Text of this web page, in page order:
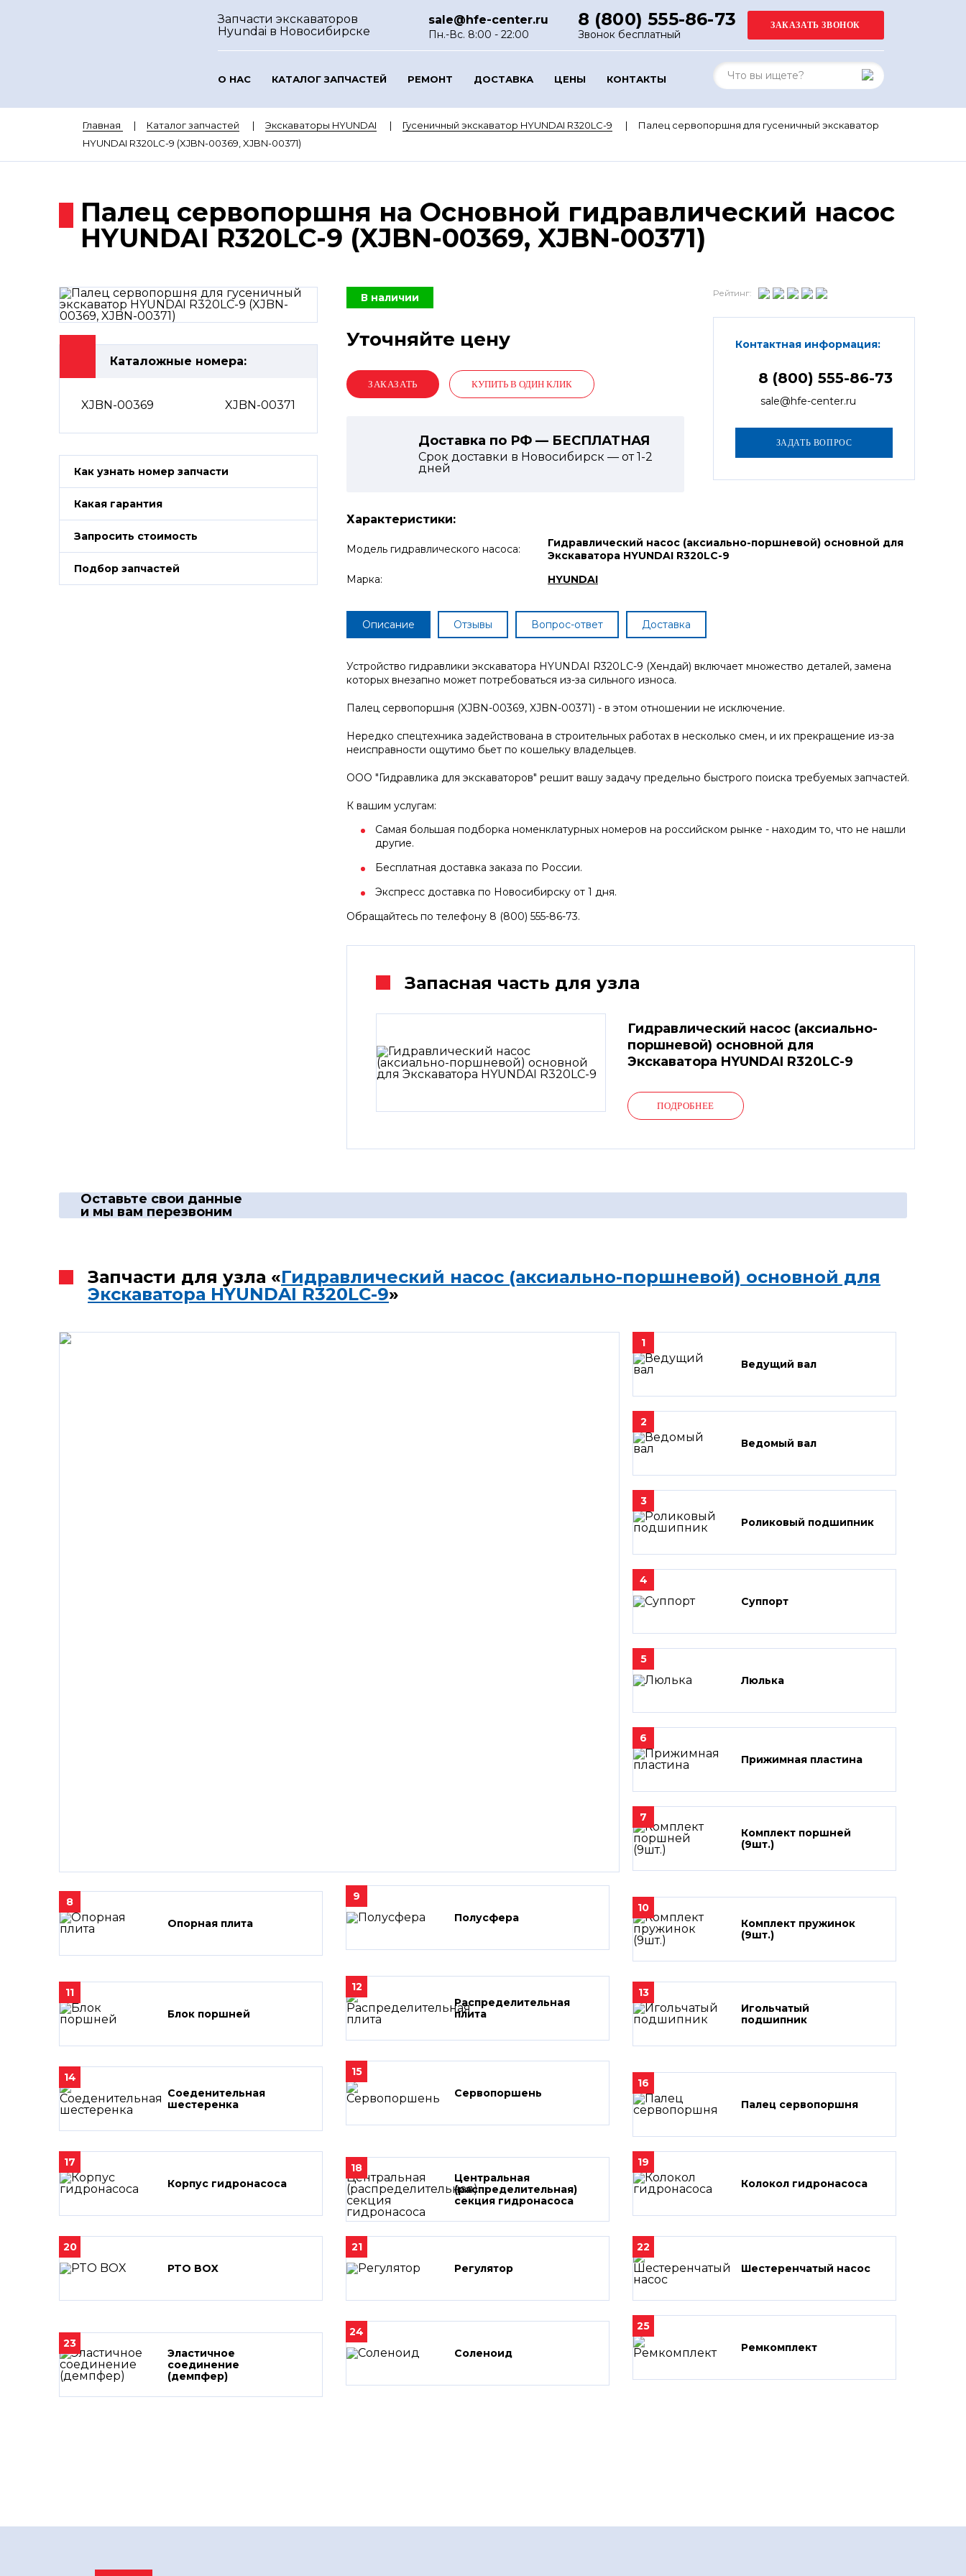
Запчасти экскаваторов
Hyundai в Новосибирске
sale@hfe-center.ru
Пн.-Вс. 8:00 - 22:00
8 (800) 555-86-73
Звонок бесплатный
О НАС КАТАЛОГ ЗАПЧАСТЕЙ РЕМОНТ ДОСТАВКА ЦЕНЫ КОНТАКТЫ
Главная Каталог запчастей Экскаваторы HYUNDAI Гусеничный экскаватор HYUNDAI R320LC-9
Палец сервопоршня для гусеничный экскаватор
HYUNDAI R320LC-9 (XJBN-00369, XJBN-00371)
Палец сервопоршня на Основной гидравлический насос
HYUNDAI R320LC-9 (XJBN-00369, XJBN-00371)
Каталожные номера:
XJBN-00369 XJBN-00371
Как узнать номер запчасти
Какая гарантия
Запросить стоимость
Подбор запчастей
В наличии
Уточняйте цену
КУПИТЬ В ОДИН КЛИК
Доставка по РФ — БЕСПЛАТНАЯ
Срок доставки в Новосибирск — от1-2
дней
Рейтинг:
Контактная информация:
8 (800) 555-86-73
sale@hfe-center.ru
Характеристики:
Модель гидравлического насоса:
Гидравлический насос (аксиально-поршневой) основной для
Экскаватора HYUNDAI R320LC-9
Марка:
HYUNDAI
Описание Отзывы Вопрос-ответ Доставка
Устройство гидравлики экскаватора HYUNDAI R320LC-9 (Хендай) включает множество деталей, замена
которых внезапно может потребоваться из-за сильного износа.
Палец сервопоршня (XJBN-00369, XJBN-00371) - в этом отношении не исключение.
Нередко спецтехника задействована в строительных работах в несколько смен, и их прекращение из-за
неисправности ощутимо бьет по кошельку владельцев.
ООО "Гидравлика для экскаваторов" решит вашу задачу предельно быстрого поиска требуемых запчастей.
К вашим услугам:
Самая большая подборка номенклатурных номеров на российском рынке - находим то, что не нашли
другие.
Бесплатная доставка заказа по России.
Экспресс доставка по Новосибирску от 1 дня.
Обращайтесь по телефону 8 (800) 555-86-73.
Запасная часть для узла
Гидравлический насос (аксиально-
поршневой) основной для
Экскаватора HYUNDAI R320LC-9
ПОДРОБНЕЕ
Оставьте свои данные
и мы вам перезвоним
Запчасти для узла «Гидравлический насос (аксиально-поршневой) основной для
Экскаватора HYUNDAI R320LC-9»
1
Ведущий вал
2
Ведомый вал
3
Роликовый подшипник
4
Суппорт
5
Люлька
6
Прижимная пластина
7
Комплект поршней
(9шт.)
8
Опорная плита
9
Полусфера
10
Комплект пружинок
(9шт.)
11
Блок поршней
12
Распределительная
плита
13
Игольчатый
подшипник
14
Соеденительная
шестеренка
15
Сервопоршень
16
Палец сервопоршня
17
Корпус гидронасоса
18
Центральная
(распределительная)
секция гидронасоса
19
Колокол гидронасоса
20
PTO BOX
21
Регулятор
22
Шестеренчатый насос
23
Эластичное
соединение
(демпфер)
24
Соленоид
25
Ремкомплект